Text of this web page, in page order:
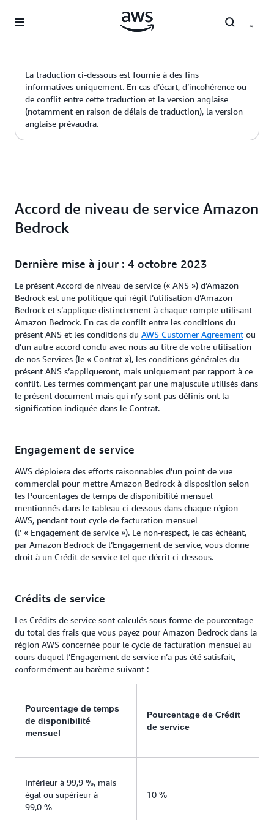
La traduction ci-dessous est fournie à des fins
informatives uniquement. En cas d’écart, d’incohérence ou
de conflit entre cette traduction et la version anglaise
(notamment en raison de délais de traduction), la version
anglaise prévaudra.
Accord de niveau de service Amazon
Bedrock
Dernière mise à jour : 4 octobre 2023
Le présent Accord de niveau de service (« ANS ») d’Amazon
Bedrock est une politique qui régit l’utilisation d’Amazon
Bedrock et s’applique distinctement à chaque compte utilisant
Amazon Bedrock. En cas de conflit entre les conditions du
présent ANS et les conditions du AWS Customer Agreement ou
d’un autre accord conclu avec nous au titre de votre utilisation
de nos Services (le « Contrat »), les conditions générales du
présent ANS s’appliqueront, mais uniquement par rapport à ce
conflit. Les termes commençant par une majuscule utilisés dans
le présent document mais qui n’y sont pas définis ont la
signification indiquée dans le Contrat.
Engagement de service
AWS déploiera des efforts raisonnables d’un point de vue
commercial pour mettre Amazon Bedrock à disposition selon
les Pourcentages de temps de disponibilité mensuel
mentionnés dans le tableau ci-dessous dans chaque région
AWS, pendant tout cycle de facturation mensuel
(l’ « Engagement de service »). Le non-respect, le cas échéant,
par Amazon Bedrock de l’Engagement de service, vous donne
droit à un Crédit de service tel que décrit ci-dessous.
Crédits de service
Les Crédits de service sont calculés sous forme de pourcentage
du total des frais que vous payez pour Amazon Bedrock dans la
région AWS concernée pour le cycle de facturation mensuel au
cours duquel l’Engagement de service n’a pas été satisfait,
conformément au barème suivant :
Pourcentage de temps
de disponibilité
mensuel
Pourcentage de Crédit
de service
Inférieur à 99,9 %, mais
égal ou supérieur à
99,0 %
10 %